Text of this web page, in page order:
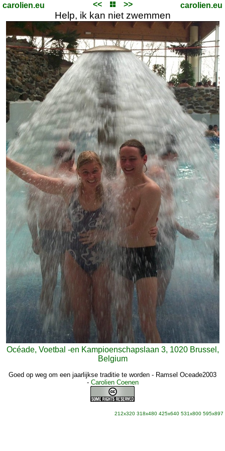
carolien.eu << >> carolien.eu
Help, ik kan niet zwemmen
Océade, Voetbal -en Kampioenschapslaan 3, 1020 Brussel,
Belgium
Goed op weg om een jaarlijkse traditie te worden - Ramsel Oceade2003
- Carolien Coenen
212x320 318x480 425x640 531x800 595x897